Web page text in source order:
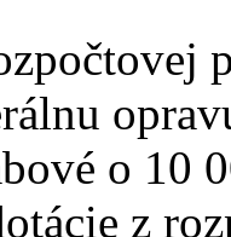
o 10
z